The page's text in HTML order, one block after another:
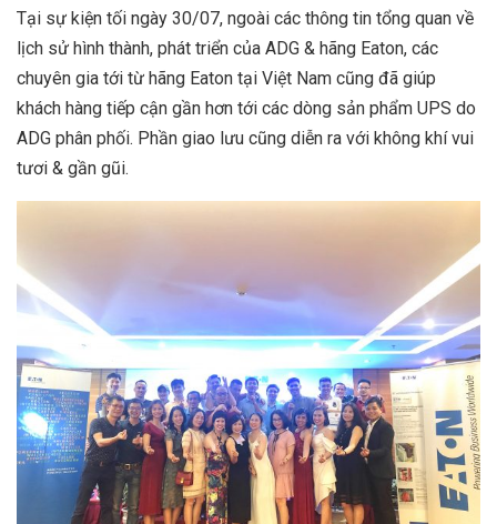
Tại sự kiện tối ngày 30/07, ngoài các thông tin tổng quan về
lịch sử hình thành, phát triển của ADG & hãng Eaton, các
chuyên gia tới từ hãng Eaton tại Việt Nam cũng đã giúp
khách hàng tiếp cận gần hơn tới các dòng sản phẩm UPS do
ADG phân phối. Phần giao lưu cũng diễn ra với không khí vui
tươi & gần gũi.